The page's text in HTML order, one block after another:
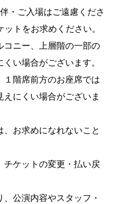
・ご入場はご遠慮くださ
トをお求めください。
コニー、上層階の一部の
い場合がございます。
１階席前方のお座席では
にくい場合がございま
お求めになれないこと
チケットの変更・払い戻
公演内容やスタッフ・